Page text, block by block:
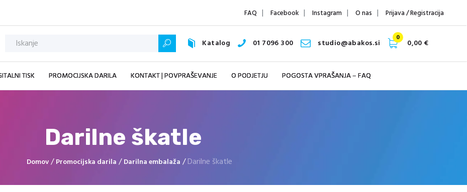
FAQ Facebook Instagram O nas Prijava / Registracija
Katalog 01 7096 300 studio@abakos.si 0,00 €
0
TISK PROMOCIJSKA DARILA KONTAKT | POVPRAŠEVANJE O PODJETJU POGOSTA VPRAŠANJA – FAQ
Darilne škatle
Domov/Promocijska darila /Darilna embalaža /Darilne škatle
ABAKOS | DIGITALNI TISK
O podjetju
Pogosta vprašanja – FAQ